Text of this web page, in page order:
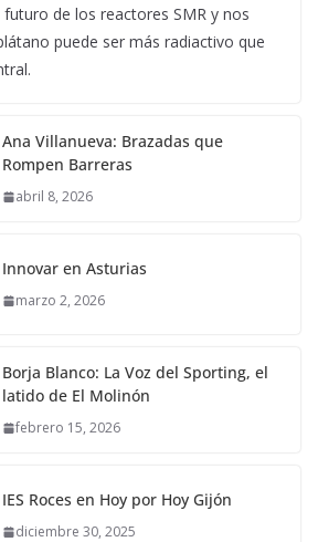
de los reactores SMR y nos
puede ser más radiactivo que
Ana Villanueva: Brazadas que
Rompen Barreras
abril 8, 2026
Innovar en Asturias
marzo 2, 2026
Borja Blanco: La Voz del Sporting, el
latido de El Molinón
febrero 15, 2026
IES Roces en Hoy por Hoy Gijón
diciembre 30, 2025